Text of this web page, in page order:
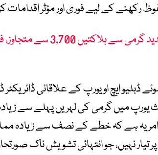
رکھنے کے لیے فوری اور مؤثر اقدامات
یورپ میں شدید گرمی سے
ایچ او یورپ کے علاقائی
میں گرمی کی لہریں پہلے سے زیادہ
امر یہ ہے کہ خطے کے نصف سے زیادہ
نہیں، جو انتہائی تشویش ناک